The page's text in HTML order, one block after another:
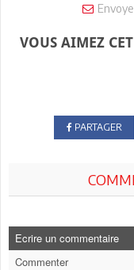
VOUS AIMEZ
PARTAGER
Ecrire un commentaire
Commenter